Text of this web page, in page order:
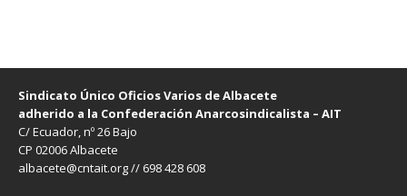
Sindicato Único Oficios Varios de Albacete
adherido a la Confederación Anarcosindicalista – AIT
C/ Ecuador, nº 26 Bajo
CP 02006 Albacete
albacete@cntait.org // 698 428 608